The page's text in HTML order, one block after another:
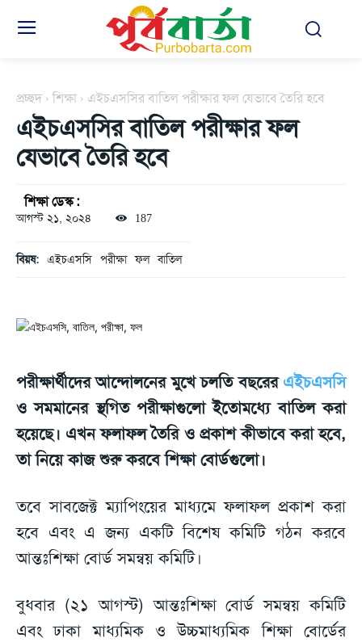
প্রচ্ছদ শিক্ষা এইচএসসির বাতিল পরীক্ষার ফল যেভাবে তৈরি হবে
এইচএসসির বাতিল পরীক্ষার ফল
যেভাবে তৈরি হবে
শিক্ষা ডেস্ক :
আগস্ট ২১, ২০২৪ 187
বিয়ষ: এইচএসসি পরীক্ষা ফল বাতিল
পরীক্ষার্থীদের আন্দোলনের মুখে চলতি বছরেরএইচএসসি
ও সমমানের স্থগিত পরীক্ষাগুলো ইতোমধ্যে বাতিল করা
হয়েছে। এখন ফলাফল তৈরি ও প্রকাশ কীভাবে করা হবে,
তা নিয়ে কাজ শুরু করবে শিক্ষা বোর্ডগুলো।
তবে সাবজেক্ট ম্যাপিংয়ের মাধ্যমে ফলাফল প্রকাশ করা
হবে এবং এ জন্য একটি বিশেষ কমিটি গঠন করবে
আন্তঃশিক্ষা বোর্ড সমন্বয় কমিটি।
বুধবার (২১ আগস্ট) আন্তঃশিক্ষা বোর্ড সমন্বয় কমিটি
এবং ঢাকা মাধ্যমিক ও উচ্চমাধ্যমিক শিক্ষা বোর্ডের